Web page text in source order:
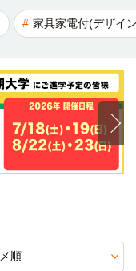
家具家電付(デザイ